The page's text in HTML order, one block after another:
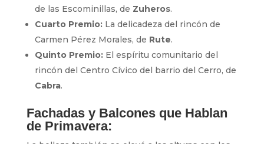
de las Escominillas, de Zuheros.
Cuarto Premio:La delicadeza del rincón de
Carmen Pérez Morales, de Rute.
Quinto Premio:El espíritu comunitario del
rincón del Centro Cívico del barrio del Cerro, de
Cabra.
Fachadas y Balcones que Hablan
de Primavera: